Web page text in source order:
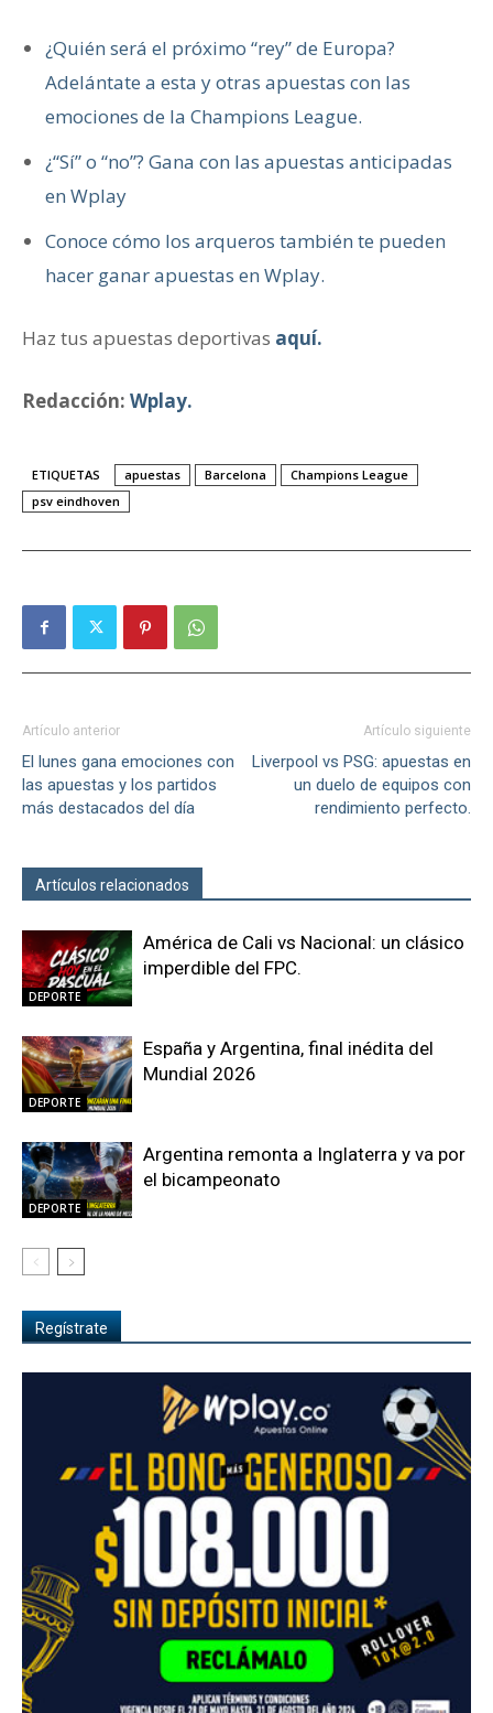
¿Quién será el próximo “rey” de Europa?
Adelántate a esta y otras apuestas con las
emociones de la Champions League.
¿“Sí” o “no”? Gana con las apuestas anticipadas
en Wplay
Conoce cómo los arqueros también te pueden
hacer ganar apuestas en Wplay.
Haz tus apuestas deportivas aquí.
Redacción: Wplay.
ETIQUETAS apuestas Barcelona
Champions League
psv eindhoven
Artículo anterior
El lunes gana emociones con
las apuestas y los partidos
más destacados del día
Artículo siguiente
Liverpool vs PSG: apuestas en
un duelo de equipos con
rendimiento perfecto.
Artículos relacionados
DEPORTE
América de Cali vs Nacional: un clásico
imperdible del FPC.
DEPORTE
España y Argentina, final inédita del
Mundial 2026
DEPORTE
Argentina remonta a Inglaterra y va por
el bicampeonato
Regístrate